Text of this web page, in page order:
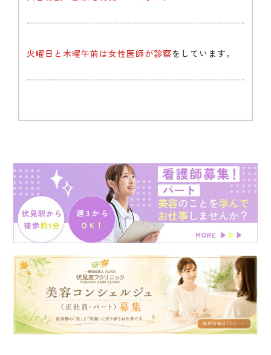
火曜日と木曜午前は女性医師が診察をしています。